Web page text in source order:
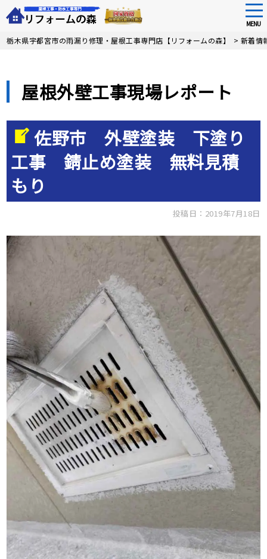
Skip
MENU
栃木県宇都宮市の雨漏り修理・屋根工事専門店【リフォームの森】 > 新着情
屋根外壁工事現場レポート
佐野市 外壁塗装 下塗り
工事 錆止め塗装 無料見積
もり
投稿日：2019年7月18日